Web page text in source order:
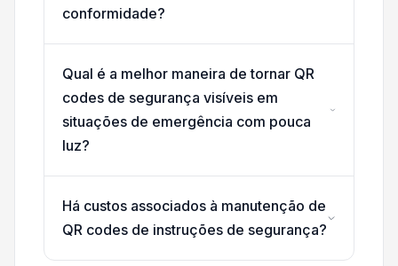
conformidade?
Qual é a melhor maneira de tornar QR
codes de segurança visíveis em
situações de emergência com pouca
luz?
Há custos associados à manutenção de
QR codes de instruções de segurança?